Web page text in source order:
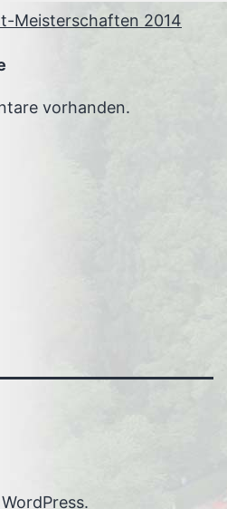
Meisterschaften 2014
vorhanden.
WordPress.